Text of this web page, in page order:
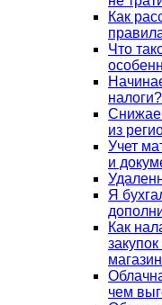
Как
Что
налоги?
из
Учет
и
Я
Как
чем